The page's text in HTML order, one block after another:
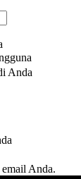
Anda
Anda.